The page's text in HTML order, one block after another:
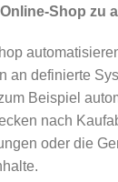
Shop zu
an definierte
Beispiel
nach
oder die